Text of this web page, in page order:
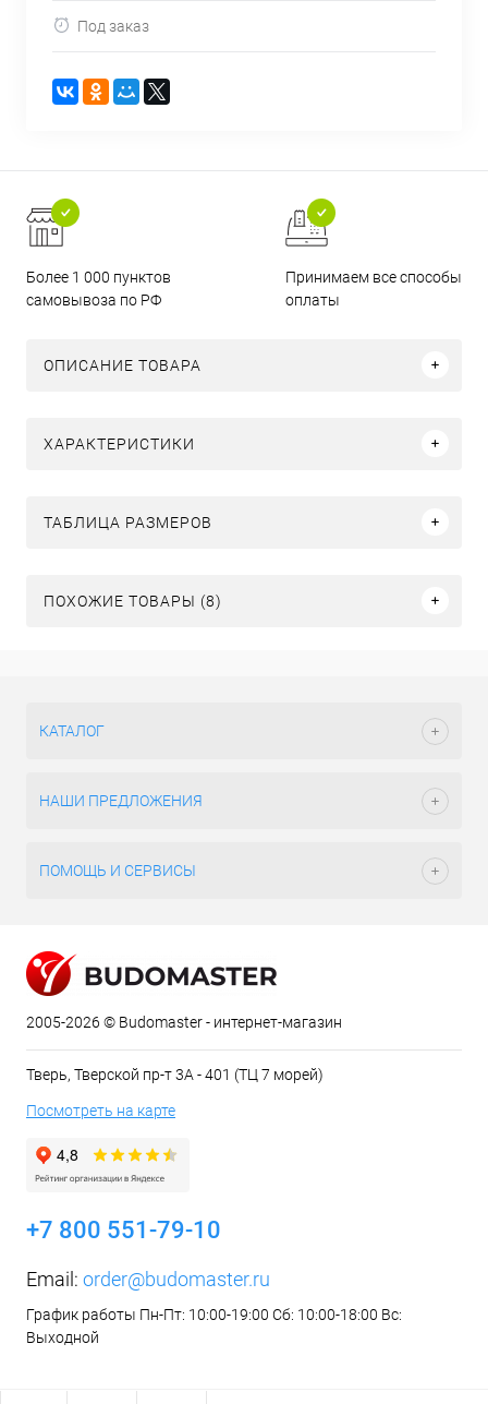
Под заказ
Более 1 000 пунктов
самовывоза по РФ
Принимаем все способы
оплаты
ОПИСАНИЕ ТОВАРА
ХАРАКТЕРИСТИКИ
ТАБЛИЦА РАЗМЕРОВ
ПОХОЖИЕ ТОВАРЫ (8)
КАТАЛОГ
НАШИ ПРЕДЛОЖЕНИЯ
ПОМОЩЬ И СЕРВИСЫ
2005-2026 © Budomaster - интернет-магазин
Тверь, Тверской пр-т 3А - 401 (ТЦ 7 морей)
Посмотреть на карте
+7 800 551-79-10
Email: order@budomaster.ru
График работы Пн-Пт: 10:00-19:00 Сб: 10:00-18:00 Вс:
Выходной